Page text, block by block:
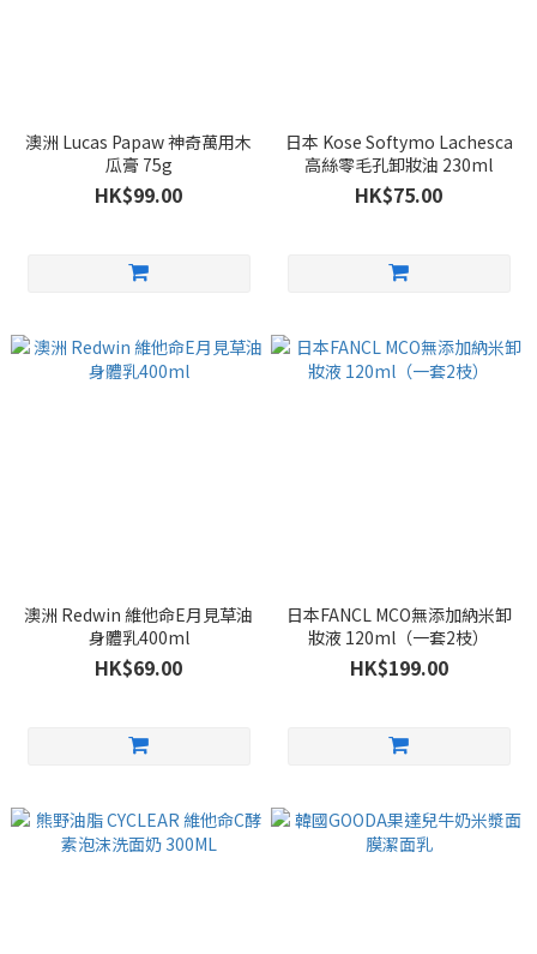
澳洲 Lucas Papaw 神奇萬用木
瓜膏 75g
HK$99.00
日本 Kose Softymo Lachesca
高絲零毛孔卸妝油 230ml
HK$75.00
澳洲 Redwin 維他命E月見草油
身體乳400ml
HK$69.00
日本FANCL MCO無添加納米卸
妝液 120ml（一套2枝）
HK$199.00